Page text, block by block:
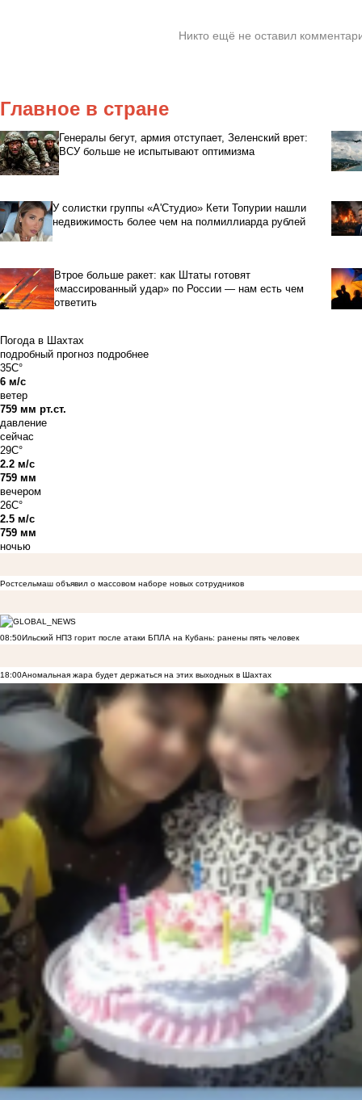
Никто ещё не оставил
Главное в стране
Генералы бегут, армия отступает, Зеленский врет:
ВСУ больше не испытывают оптимизма
У солистки группы «А'Студио» Кети Топурии нашли
недвижимость более чем на полмиллиарда рублей
Втрое больше ракет: как Штаты готовят
«массированный удар» по России — нам есть чем
ответить
Погода в Шахтах
подробный прогноз подробнее
35C°
6 м/с
ветер
759 мм рт.ст.
давление
сейчас
29C°
2.2 м/с
759 мм
вечером
26C°
2.5 м/с
759 мм
ночью
Ростсельмаш объявил о массовом наборе новых сотрудников
08:50Ильский НПЗ горит после атаки БПЛА на Кубань: ранены пять человек
18:00Аномальная жара будет держаться на этих выходных в Шахтах